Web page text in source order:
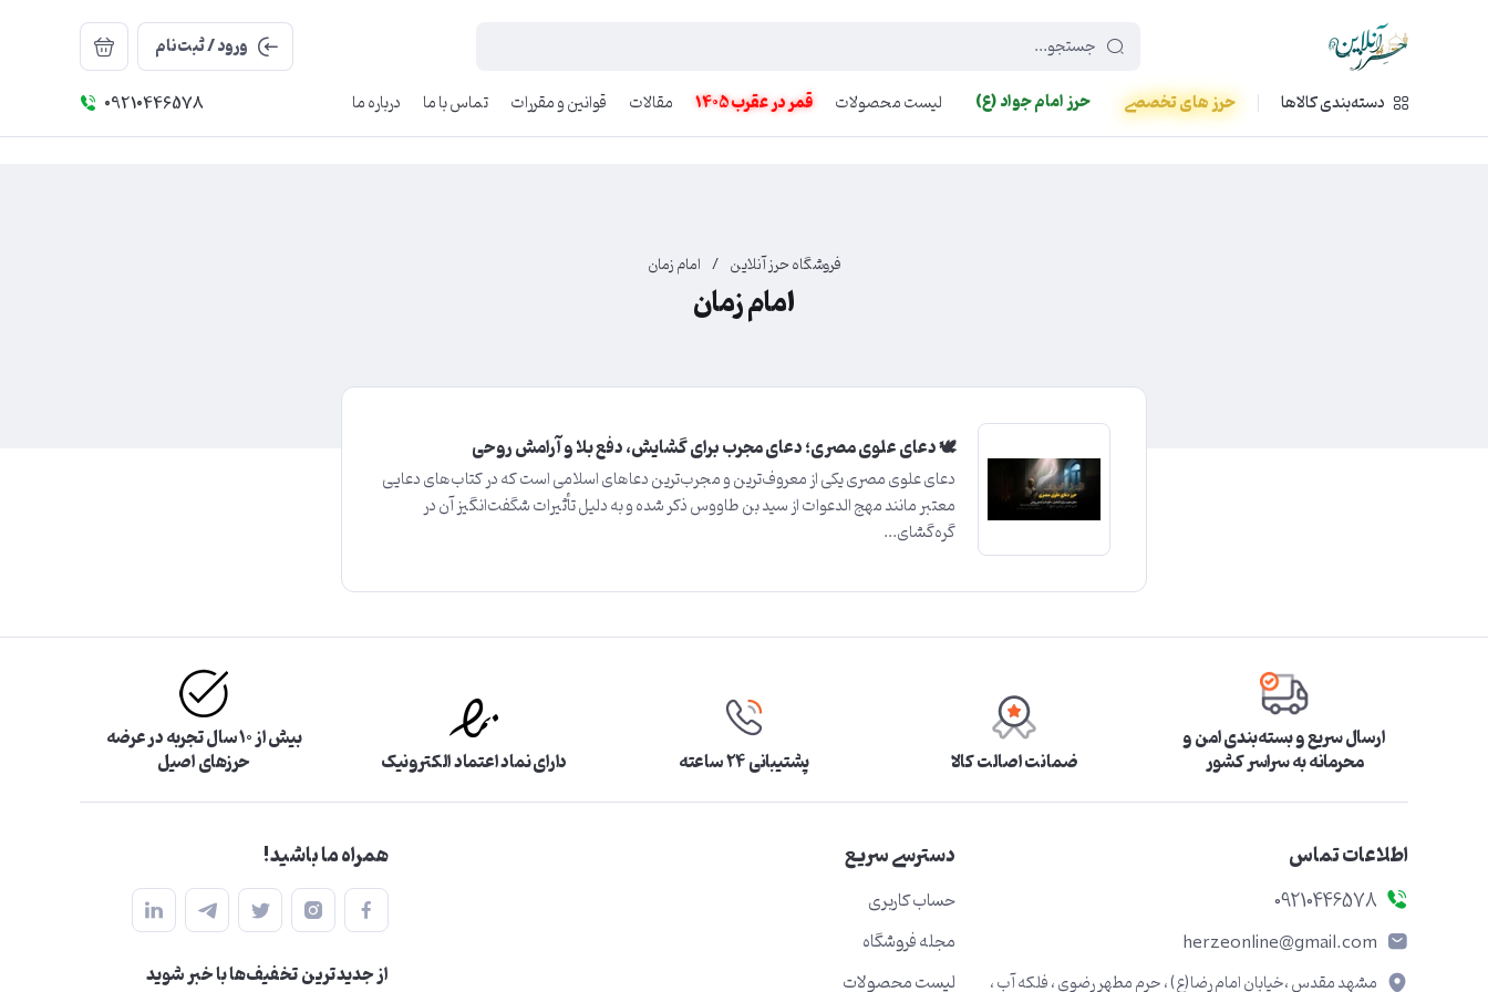
449f43cf-3da2-4422-bb12-2566cb5b8b05
ورود / ثبت‌نام
دسته‌بندی کالاها
حرز های تخصصی حرز امام جواد (ع) لیست محصولات قمر در عقرب 1405 مقالات قوانین و مقررات تماس با ما درباره ما 09210446578
فروشگاه حرز آنلاین / امام زمان
امام زمان
🕊️ دعای علوی مصری؛ دعای مجرب برای گشایش، دفع بلا و آرامش روحی
دعای علوی مصری یکی از معروف‌ترین و مجرب‌ترین دعاهای اسلامی است که در کتاب‌های دعایی
معتبر مانند مهج الدعوات از سید بن طاووس ذکر شده و به دلیل تأثیرات شگفت‌انگیز آن در
گره‌گشای...
ارسال سریع و بسته‌بندی امن و
محرمانه به سراسر کشور ضمانت اصالت کالا پشتیبانی ۲۴ ساعته دارای نماد اعتماد الکترونیک
بیش از ۱۰ سال تجربه در عرضه
حرزهای اصیل
اطلاعات تماس
09210446578
herzeonline@gmail.com
مشهد مقدس ،خیابان امام رضا(ع) ، حرم مطهر رضوی ، فلکه آب ،
دسترسی سریع
حساب کاربری
مجله فروشگاه
لیست محصولات
همراه ما باشید!
از جدید‌ترین تخفیف‌ها با‌ خبر شوید